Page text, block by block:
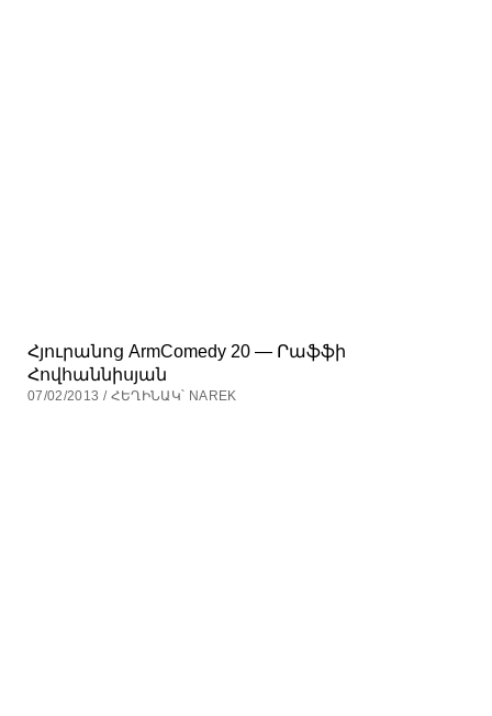
Հյուրանոց ArmComedy 20 — Րաֆֆի
Հովհաննիսյան
07/02/2013 / ՀԵՂԻՆԱԿ՝ NAREK